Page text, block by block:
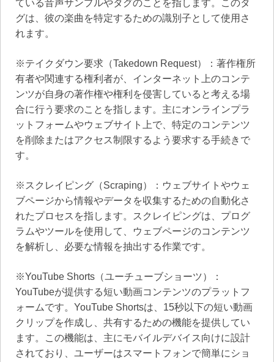
ている音声サンプルやタグのことを指します。このタ
グは、彼の楽曲を特定するための識別子として使用さ
れます。
※テイクダウン要求（Takedown Request）：著作権所
有者や関連する権利者が、インターネット上のコンテ
ンツが自身の著作権や権利を侵害していると考える場
合に行う要求のことを指します。主にオンラインプラ
ットフォームやウェブサイト上で、特定のコンテンツ
を削除またはアクセス制限するよう要求する手続きで
す。
※スクレイピング（Scraping）：ウェブサイトやウェ
ブページから情報やデータを収集するための自動化さ
れたプロセスを指します。スクレイピングは、プログ
ラムやツールを使用して、ウェブページのコンテンツ
を解析し、必要な情報を抽出する作業です。
※YouTube Shorts（ユーチューブショーツ）：
YouTubeが提供する短い動画コンテンツのプラットフ
ォームです。YouTube Shortsは、15秒以下の短い動画
クリップを作成し、共有するための機能を提供してい
ます。この機能は、主にモバイルデバイス向けに設計
されており、ユーザーはスマートフォンで簡単にショ